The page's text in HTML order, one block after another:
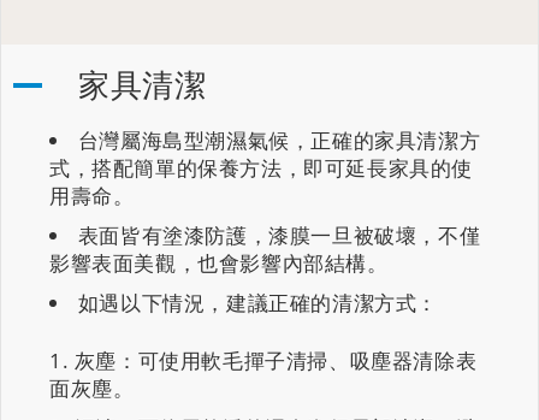
家具清潔
台灣屬海島型潮濕氣候，正確的家具清潔方
式，搭配簡單的保養方法，即可延長家具的使
用壽命。
表面皆有塗漆防護，漆膜一旦被破壞，不僅
影響表面美觀，也會影響內部結構。
如遇以下情況，建議正確的清潔方式：
灰塵：可使用軟毛撣子清掃、吸塵器清除表
面灰塵。